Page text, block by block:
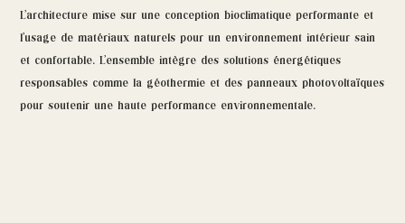
L’architecture mise sur une conception bioclimatique performante et
l’usage de matériaux naturels pour un environnement intérieur sain
et confortable. L’ensemble intègre des solutions énergétiques
responsables comme la géothermie et des panneaux photovoltaïques
pour soutenir une haute performance environnementale.